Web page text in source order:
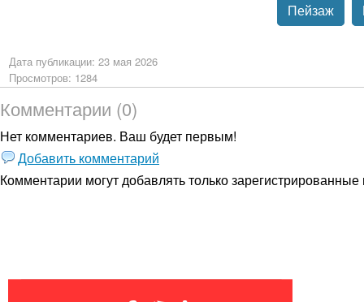
Пейзаж
Дата публикации: 23 мая 2026
Просмотров: 1284
Комментарии (0)
Нет комментариев. Ваш будет первым!
Добавить комментарий
Комментарии могут добавлять толькозарегистрированные